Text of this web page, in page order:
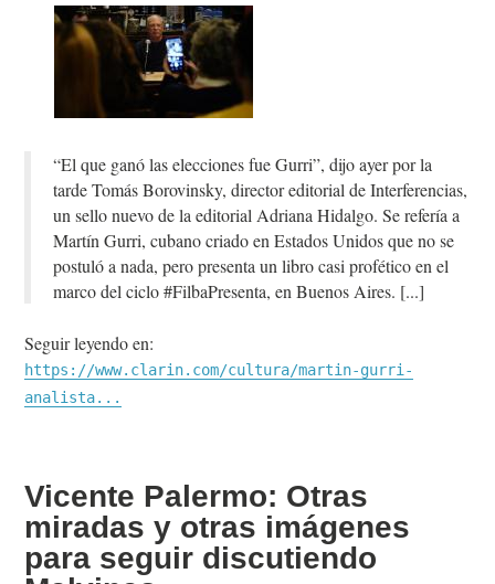
“El que ganó las elecciones fue Gurri”, dijo ayer por la
tarde Tomás Borovinsky, director editorial de Interferencias,
un sello nuevo de la editorial Adriana Hidalgo. Se refería a
Martín Gurri, cubano criado en Estados Unidos que no se
postuló a nada, pero presenta un libro casi profético en el
marco del ciclo #FilbaPresenta, en Buenos Aires.
Seguir leyendo en:
https://www.clarin.com/cultura/martin-gurri-
analista...
Vicente Palermo: Otras
miradas y otras imágenes
para seguir discutiendo